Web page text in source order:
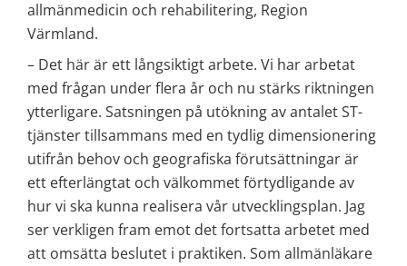
allmänmedicin och rehabilitering, Region
Värmland.
– Det här är ett långsiktigt arbete. Vi har arbetat
med frågan under flera år och nu stärks riktningen
ytterligare. Satsningen på utökning av antalet ST-
tjänster tillsammans med en tydlig dimensionering
utifrån behov och geografiska förutsättningar är
ett efterlängtat och välkommet förtydligande av
hur vi ska kunna realisera vår utvecklingsplan. Jag
ser verkligen fram emot det fortsatta arbetet med
att omsätta beslutet i praktiken. Som allmänläkare